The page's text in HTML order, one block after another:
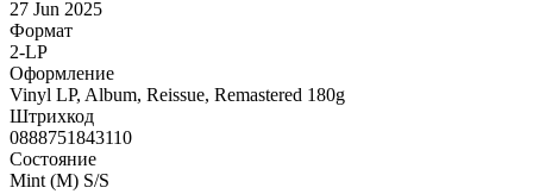
27 Jun 2025
Формат
2-LP
Оформление
Vinyl LP, Album, Reissue, Remastered 180g
Штрихкод
0888751843110
Состояние
Mint (M) S/S